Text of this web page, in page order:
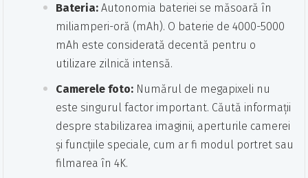
Bateria: Autonomia bateriei se măsoară în
miliamperi-oră (mAh). O baterie de 4000-5000
mAh este considerată decentă pentru o
utilizare zilnică intensă.
Camerele foto: Numărul de megapixeli nu
este singurul factor important. Căută informații
despre stabilizarea imaginii, aperturile camerei
și funcțiile speciale, cum ar fi modul portret sau
filmarea în 4K.